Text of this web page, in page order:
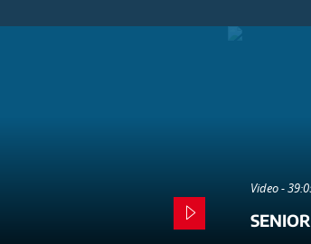
Video -